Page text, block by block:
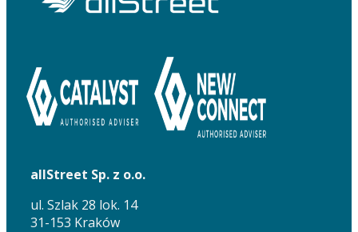
allStreet Sp. z o.o.
ul. Szlak 28 lok. 14
31-153 Kraków